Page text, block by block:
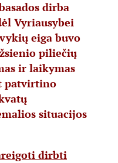
dirba
Vyriausybei
eiga buvo
piliečių
ir laikymas
patvirtino
situacijos
dirbti